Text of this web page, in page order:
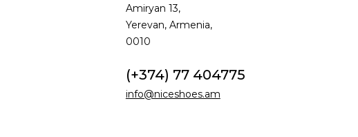
Amiryan 13,
Yerevan, Armenia,
0010
(+374) 77 404775
info@niceshoes.am